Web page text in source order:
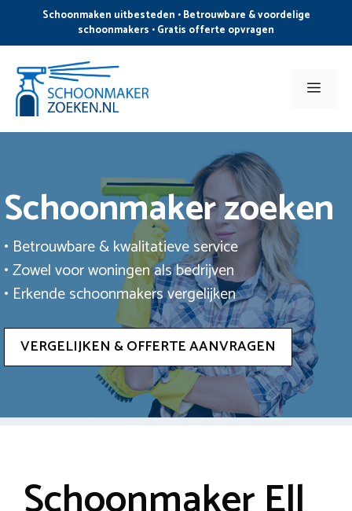
de
inhoud
Schoonmaken uitbesteden • Betrouwbare & voordelige
schoonmakers • Gratis offerte opvragen
Menu
Schoonmaker zoeken
• Betrouwbare & kwalitatieve service
• Zowel voor woningen als bedrijven
• Erkende schoonmakers vergelijken
VERGELIJKEN & OFFERTE AANVRAGEN